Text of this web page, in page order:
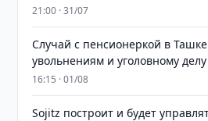
21:00 · 31/07
Случай с пенсионеркой в
увольнениям и уголовному делу
16:15 · 01/08
Sojitz построит и будет